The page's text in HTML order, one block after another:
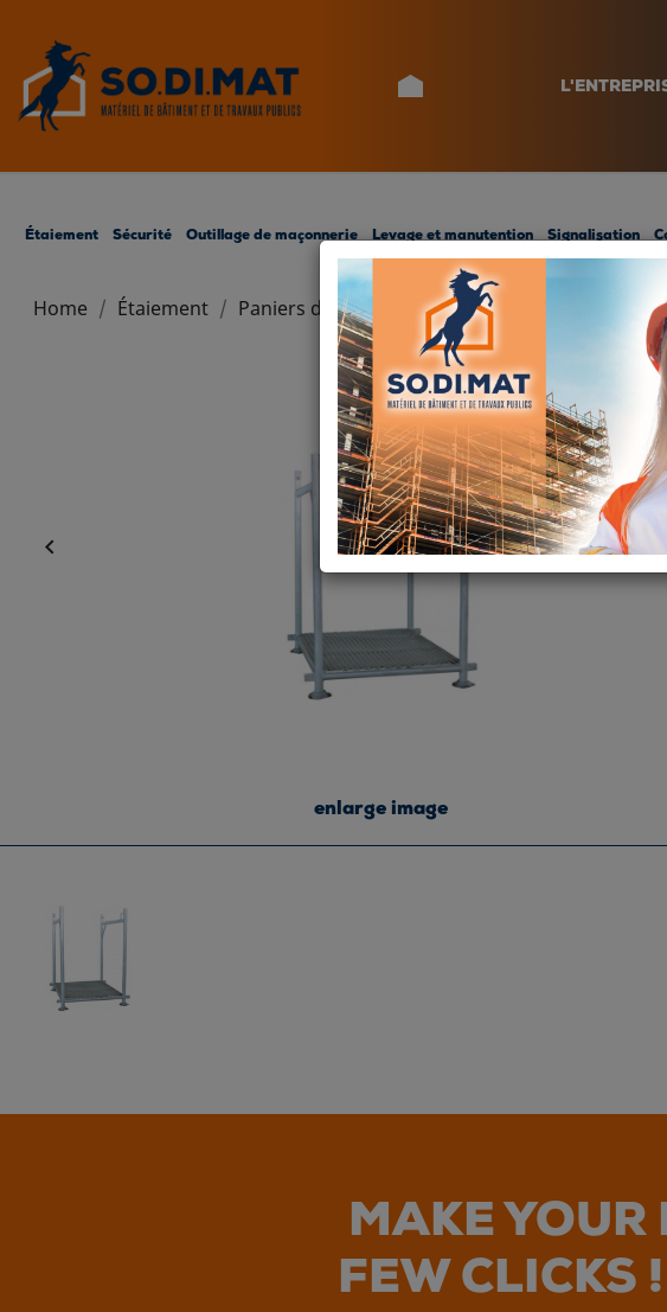
ACCUEIL
Étaiement Sécurité Outillage de maçonnerie Levage et manutention Signalisation
Home Étaiement Paniers de stockage PANIER DE

enlarge image
MAKE YOUR
FEW CLICKS